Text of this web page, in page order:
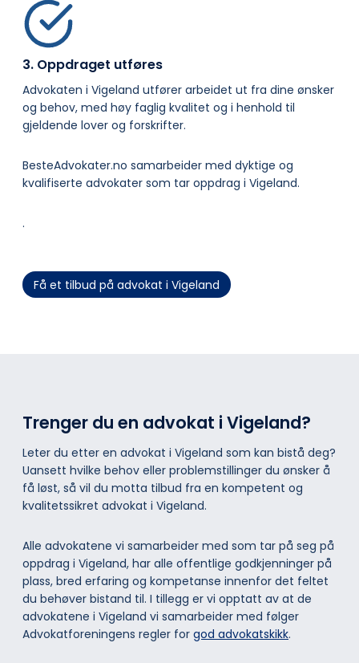
3. Oppdraget utføres
Advokaten i Vigeland utfører arbeidet ut fra dine ønsker
og behov, med høy faglig kvalitet og i henhold til
gjeldende lover og forskrifter.
BesteAdvokater.no samarbeider med dyktige og
kvalifiserte advokater som tar oppdrag i Vigeland.
.
Få et tilbud på advokat i Vigeland
Trenger du en advokat i Vigeland?
Leter du etter en advokat i Vigeland som kan bistå deg?
Uansett hvilke behov eller problemstillinger du ønsker å
få løst, så vil du motta tilbud fra en kompetent og
kvalitetssikret advokat i Vigeland.
Alle advokatene vi samarbeider med som tar på seg på
oppdrag i Vigeland, har alle offentlige godkjenninger på
plass, bred erfaring og kompetanse innenfor det feltet
du behøver bistand til. I tillegg er vi opptatt av at de
advokatene i Vigeland vi samarbeider med følger
Advokatforeningens regler for god advokatskikk.